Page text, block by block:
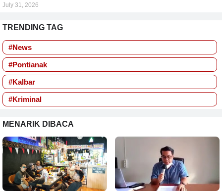
July 31, 2026
TRENDING TAG
#News
#Pontianak
#Kalbar
#Kriminal
MENARIK DIBACA